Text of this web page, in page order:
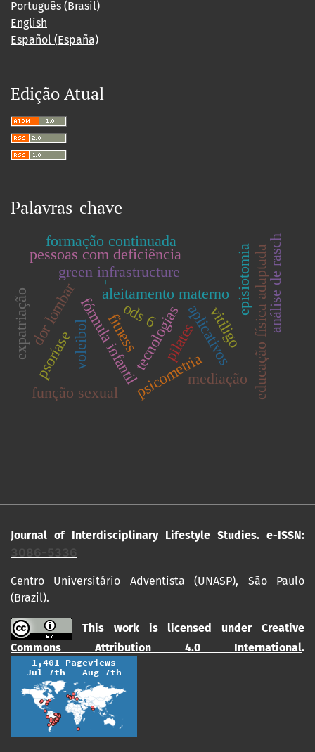
Português (Brasil)
English
Español (España)
Edição Atual
Palavras-chave
green infrastructure
pessoas com deficiência
fórmula infantil
aleitamento materno
fitnesstecnologiasaplicativos
função sexual
episiotomia
formação continuada
educação física adaptada
psicometria
análise de rasch
voleibol
dor lombar
psoríase
vitiligo
pilates
ods 6
mediação
expatriação
Journal of Interdisciplinary Lifestyle Studies. e-ISSN:
3086-5336
Centro Universitário Adventista (UNASP), São Paulo
(Brazil).
This work is licensed under Creative
Commons Attribution 4.0 International.